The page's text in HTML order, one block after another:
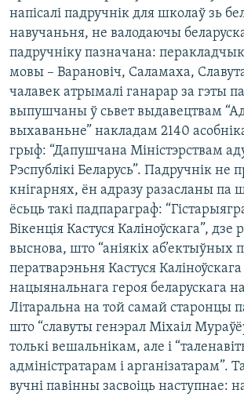
напісалі падручнік для школаў зь
навучаньня, не валодаючы
падручніку пазначана:
мовы – Варановіч, Саламаха,
чалавек атрымалі ганарар за гэты
выпушчаны ў сьвет выдавецтвам
выхаваньне” накладам 2140
грыф: “Дапушчана Міністэрствам
Рэспублікі Беларусь”. Падручнік не
кнігарнях, ён адразу разасланы па
ёсьць такі падпараграф:
Вікенція Кастуся Каліноўскага”, дзе
выснова, што “аніякіх аб’ектыўных
ператварэньня Кастуся Каліноўскага
нацыянальнага героя беларускага
Літаральна на той самай старонцы
што “славуты генэрал Міхаіл
толькі вешальнікам, але і
адміністратарам і арганізатарам”.
вучні павінны засвоіць наступнае: